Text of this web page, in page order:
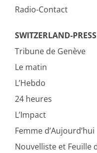
Radio-Contact
SWITZERLAND-
Tribune de Genève
Le matin
L’Hebdo
24 heures
L’Impact
Femme d’Aujourd’hui
Nouvelliste et Feuille